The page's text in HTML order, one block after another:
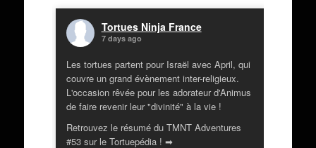
Tortues Ninja France
7 days ago
Les tortues partent pour Israël avec April, qui
couvre un grand évènement inter-religieux.
L'occasion rêvée pour les adorateur d'Animus
de faire revenir leur "divinité" à la vie !
Retrouvez le résumé du TMNT Adventures
#53 sur le Tortuepédia ! ➡